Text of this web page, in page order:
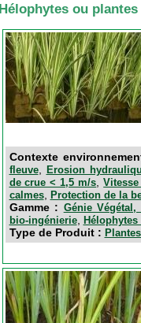
Hélophytes ou
Contexte
fleuve, Erosion
de crue < 1,5 m/s,
calmes, Protection de la
Gamme : Génie
bio-ingénierie,
Type de Produit :